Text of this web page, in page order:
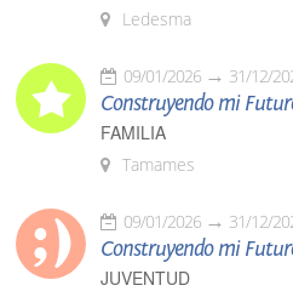
Ledesma
09/01/2026 31/12/
Construyendo mi
FAMILIA
Tamames
09/01/2026 31/12/
Construyendo mi
JUVENTUD